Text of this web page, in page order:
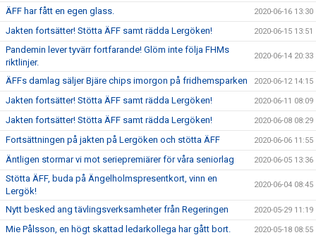
ÄFF har fått en egen glass. 2020-06-16 13:30
Jakten fortsätter! Stötta ÄFF samt rädda Lergöken! 2020-06-15 13:51
Pandemin lever tyvärr fortfarande! Glöm inte följa FHMs
riktlinjer.
2020-06-14 20:33
ÄFFs damlag säljer Bjäre chips imorgon på fridhemsparken 2020-06-12 14:15
Jakten fortsätter! Stötta ÄFF samt rädda Lergöken! 2020-06-11 08:09
Jakten fortsätter! Stötta ÄFF samt rädda Lergöken! 2020-06-08 08:29
Fortsättningen på jakten på Lergöken och stötta ÄFF 2020-06-06 11:55
Äntligen stormar vi mot seriepremiärer för våra seniorlag 2020-06-05 13:36
Stötta ÄFF, buda på Ängelholmspresentkort, vinn en
Lergök!
2020-06-04 08:45
Nytt besked ang tävlingsverksamheter från Regeringen 2020-05-29 11:19
Mie Pålsson, en högt skattad ledarkollega har gått bort. 2020-05-18 08:55